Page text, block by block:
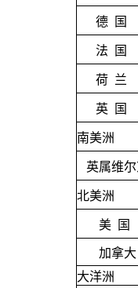
德 国
法 国
荷 兰
英 国
南美洲
英属维尔
北美洲
美 国
加拿大
大洋洲